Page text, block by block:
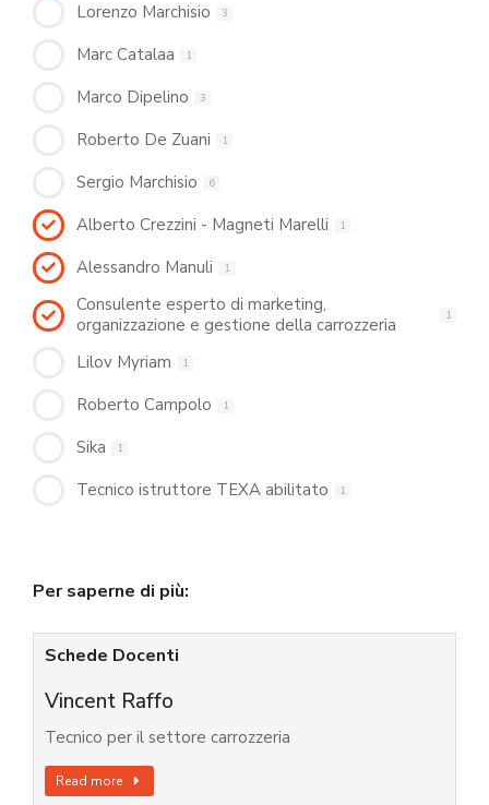
Lorenzo Marchisio 3
Marc Catalaa 1
Marco Dipelino 3
Roberto De Zuani 1
Sergio Marchisio 6
Alberto Crezzini - Magneti Marelli 1
Alessandro Manuli 1
Consulente esperto di marketing,
organizzazione e gestione della carrozzeria
1
Lilov Myriam 1
Roberto Campolo 1
Sika 1
Tecnico istruttore TEXA abilitato 1
Per saperne di più:
Schede Docenti
Vincent Raffo
Tecnico per il settore carrozzeria
Read more